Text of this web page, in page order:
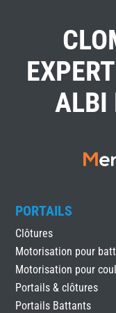
ALBI
PORTAILS
Clôtures
Motorisation pour
Motorisation pour
Portails & clôtures
Portails Battants